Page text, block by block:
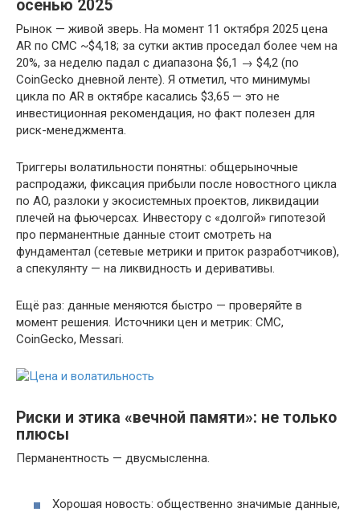
осенью 2025
Рынок — живой зверь. На момент 11 октября 2025 цена
AR по CMC ~$4,18; за сутки актив проседал более чем на
20%, за неделю падал с диапазона $6,1 → $4,2 (по
CoinGecko дневной ленте). Я отметил, что минимумы
цикла по AR в октябре касались $3,65 — это не
инвестиционная рекомендация, но факт полезен для
риск-менеджмента.
Триггеры волатильности понятны: общерыночные
распродажи, фиксация прибыли после новостного цикла
по AO, разлоки у экосистемных проектов, ликвидации
плечей на фьючерсах. Инвестору с «долгой» гипотезой
про перманентные данные стоит смотреть на
фундаментал (сетевые метрики и приток разработчиков),
а спекулянту — на ликвидность и деривативы.
Ещё раз: данные меняются быстро — проверяйте в
момент решения. Источники цен и метрик: CMC,
CoinGecko, Messari.
Риски и этика «вечной памяти»: не только
плюсы
Перманентность — двусмысленна.
Хорошая новость: общественно значимые данные,